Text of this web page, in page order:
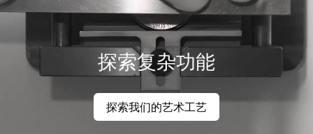
探索复杂功能
探索我们的艺术工艺